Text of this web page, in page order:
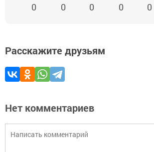
0 0 0 0 0
Расскажите друзьям
Нет комментариев